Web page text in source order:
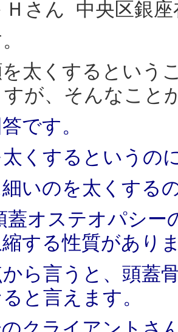
Ｈさん 中央区銀
太くするという
が、そんなこと
です。
くするというの
いのを太くする
蓋オステオパシー
する性質があり
ら言うと、頭蓋
と言えます。